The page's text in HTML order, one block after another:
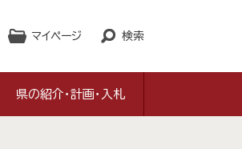
マイページ 検索
県の紹介・計画・入札